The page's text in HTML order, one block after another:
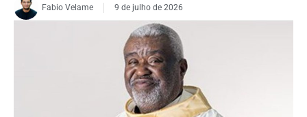
Fabio Velame 9 de julho de 2026